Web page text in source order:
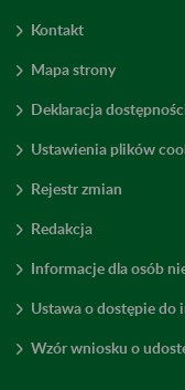
Kontakt
Mapa strony
Deklaracja
Ustawienia plików
Rejestr zmian
Redakcja
Informacje dla osób
Ustawa o dostępie
Wzór wniosku o